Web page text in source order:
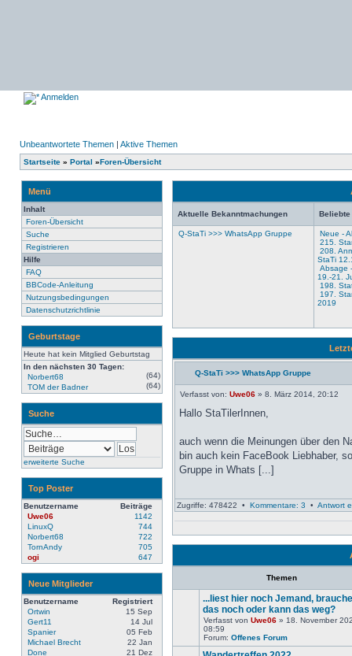
Anmelden
Unbeantwortete Themen | Aktive Themen
Startseite » Portal »Foren-Übersicht
Menü
Inhalt
Foren-Übersicht
Suche
Registrieren
Hilfe
FAQ
BBCode-Anleitung
Nutzungsbedingungen
Datenschutzrichtlinie
Geburtstage
Heute hat kein Mitglied Geburtstag
In den nächsten 30 Tagen:
Norbert68
(64)
TOM der Badner
(64)
Suche
erweiterte Suche
Top Poster
Benutzername
Beiträge
Uwe06
1142
LinuxQ
744
Norbert68
722
TornAndy
705
ogi
647
Neue Mitglieder
Benutzername
Registriert
Ortwin
15 Sep
Gert11
14 Jul
Spanier
05 Feb
Michael Brecht
22 Jan
Done
21 Dez
Aktuelle Bekanntmachungen Beliebte
Q-StaTi >>> WhatsApp Gruppe
Neue -
215.
208.
StaTi
Absage
19.-21.
198.
197.
2019
Neuester
Q-StaTi >>> WhatsApp Gruppe
Verfasst von: Uwe06 » 8. März 2014, 20:12
Hallo StaTilerInnen,
auch wenn die Meinungen über den
bin auch kein FaceBook Liebhaber,
Gruppe in Whats [...]
Zugriffe: 478422 • Kommentare: 3 • Antwort
Themen
Keine
neuen
Beiträge
...liest hier noch Jemand,
das noch oder kann das weg?
Verfasst von Uwe06 » 18. November
08:59
Forum: Offenes Forum